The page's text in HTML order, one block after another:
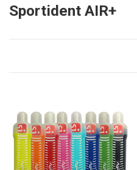
Sportident AIR+